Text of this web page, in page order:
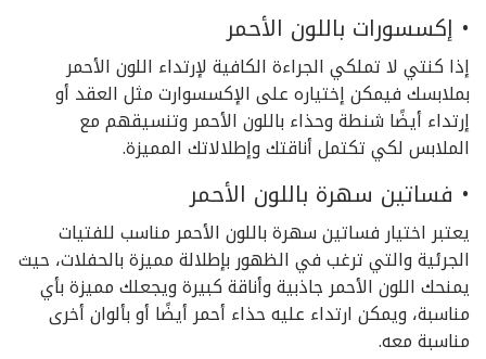
• إكسسورات باللون الأحمر
إذا كنتي لا تملكي الجراءة الكافية لإرتداء اللون الأحمر
بملابسك فيمكن إختياره على الإكسسوارت مثل العقد أو
إرتداء أيضًا شنطة وحذاء باللون الأحمر وتنسيقهم مع
الملابس لكي تكتمل أناقتك وإطلالاتك المميزة.
• فساتين سهرة باللون الأحمر
يعتبر اختيار فساتين سهرة باللون الأحمر مناسب للفتيات
الجرئية والتي ترغب في الظهور بإطلالة مميزة بالحفلات، حيث
يمنحك اللون الأحمر جاذبية وأناقة كبيرة ويجعلك مميزة بأي
مناسبة، ويمكن ارتداء عليه حذاء أحمر أيضًا أو بألوان أخرى
مناسبة معه.